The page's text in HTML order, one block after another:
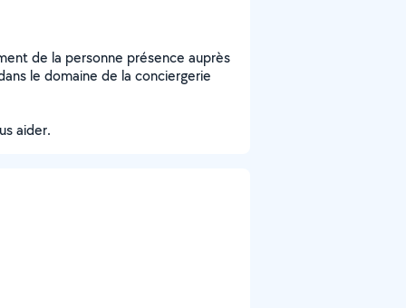
de la personne présence auprès
le domaine de la conciergerie
aider.